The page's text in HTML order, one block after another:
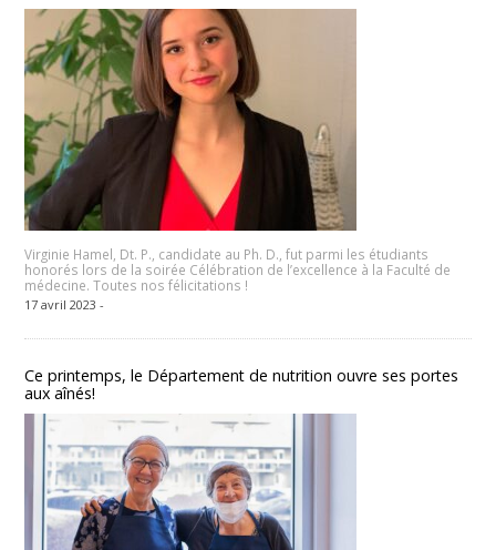
Virginie Hamel, Dt. P., candidate au Ph. D., fut parmi les étudiants
honorés lors de la soirée Célébration de l’excellence à la Faculté de
médecine. Toutes nos félicitations !
17 avril 2023 -
Ce printemps, le Département de nutrition ouvre ses portes
aux aînés!